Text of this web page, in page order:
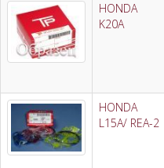
HONDA
K20A
HONDA
L15A/ REA-2